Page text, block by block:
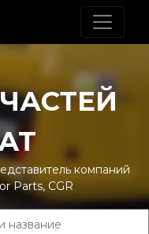
компаний
Parts, CGR